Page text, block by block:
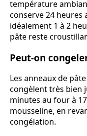
température
conserve 24 heures
idéalement 1 à 2
pâte reste
Peut-on
Les anneaux de
congèlent très bien
minutes au four à
mousseline, en
congélation.